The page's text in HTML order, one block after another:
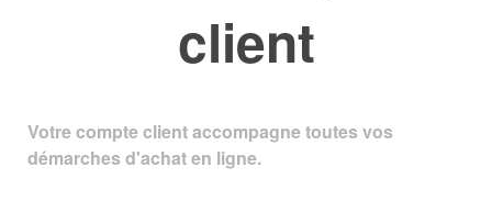
client
Votre compte client accompagne toutes vos
démarches d'achat en ligne.